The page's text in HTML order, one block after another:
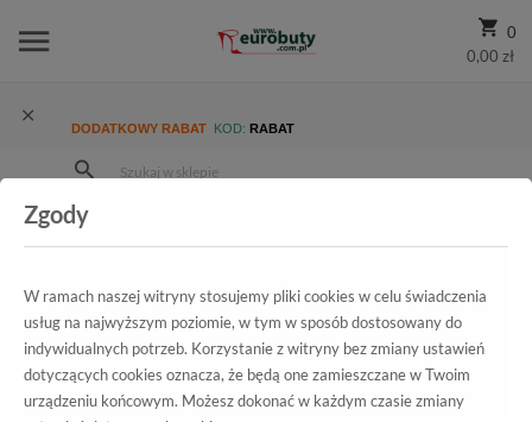
0
0,00 zł
DODATKOWY RABAT KOD: RABAT
Kolekcja damska
Klapki Klapki Inblu ME000014 Czarny
Wszystkie produkty
Zgody
W ramach naszej witryny stosujemy pliki cookies w celu świadczenia
usług na najwyższym poziomie, w tym w sposób dostosowany do
indywidualnych potrzeb. Korzystanie z witryny bez zmiany ustawień
dotyczących cookies oznacza, że będą one zamieszczane w Twoim
urządzeniu końcowym. Możesz dokonać w każdym czasie zmiany